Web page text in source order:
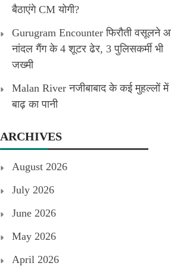
बैठाएंगे CM योगी?
Gurugram Encounter फिरौती वसूलने
नांदल गैंग के 4 शूटर ढेर, 3 पुलिसकर्मी भी
जख्मी
Malan River नजीबाबाद के कई मुहल्लों में
बाढ़ का पानी
ARCHIVES
August 2026
July 2026
June 2026
May 2026
April 2026